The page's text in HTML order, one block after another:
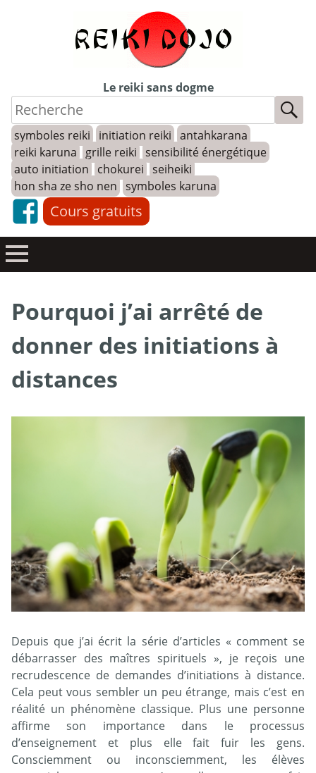
Le reiki sans dogme
symboles reiki initiation reiki antahkarana
reiki karuna
grille reiki sensibilité énergétique
auto initiation
chokurei seiheiki
hon sha ze sho nen symboles karuna
Cours gratuits
Pourquoi j’ai arrêté de
donner des initiations à
distances
Depuis que j’ai écrit la série d’articles « comment se
débarrasser des maîtres spirituels », je reçois une
recrudescence de demandes d’initiations à distance.
Cela peut vous sembler un peu étrange, mais c’est en
réalité un phénomène classique. Plus une personne
affirme son importance dans le processus
d’enseignement et plus elle fait fuir les gens.
Consciemment ou inconsciemment, les élèves